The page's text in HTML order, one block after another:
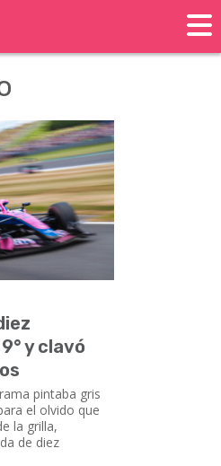
y clavó
pintaba gris
el olvido que
la grilla,
de diez